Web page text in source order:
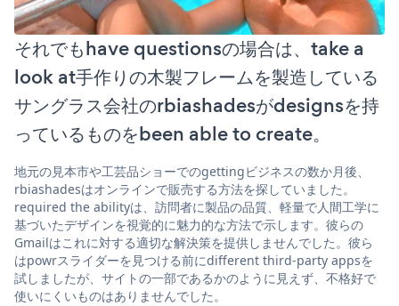
それでもhave questionsの場合は、take a
look at手作りの木製フレームを製造している
サングラス会社のrbiashadesがdesignsを持
っているものをbeen able to create。
地元の見本市や工芸品ショーでのgettingビジネスの数か月後、
rbiashadesはオンラインで販売する方法を探していました。
required the abilityは、訪問者に製品の品質、軽量で人間工学に
基づいたデザインを視覚的に魅力的な方法で示します。彼らの
Gmailはこれに対する適切な解決策を提供しませんでした。彼ら
はpowrスライダーを見つける前にdifferent third-party appsを
試しましたが、サイトの一部であるかのように見えず、不格好で
使いにくいものはありませんでした。